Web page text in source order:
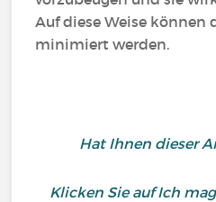
Auf diese Weise können
minimiert werden.
Hat Ihnen dieser
Klicken Sie auf Ich